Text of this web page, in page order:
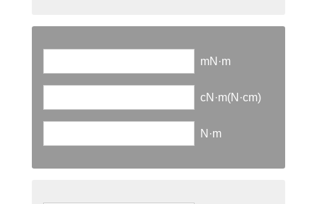
mN·m
cN·m(N·cm)
N·m